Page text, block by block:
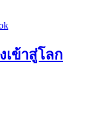
เข้าสู่โลก